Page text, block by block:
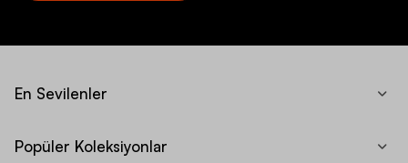
En Sevilenler
Popüler Koleksiyonlar